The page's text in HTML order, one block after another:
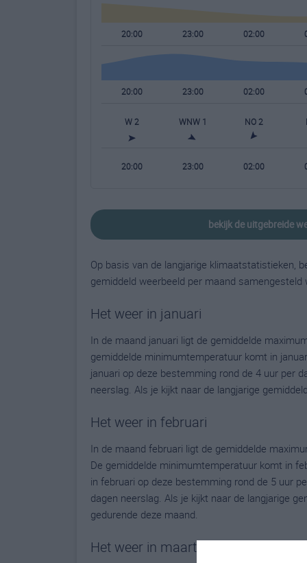
20:00 23:00 02:00
20:00 23:00 02:00
W 2 WNW 1 NO 2
20:00 23:00 02:00
bekijk de uitgebreide
Op basis van de langjarige klimaatstatistieken,
gemiddeld weerbeeld per maand samengesteld
Het weer in januari
In de maand januari ligt de gemiddelde
gemiddelde minimumtemperatuur komt in
januari op deze bestemming rond de 4 uur per
neerslag. Als je kijkt naar de langjarige
Het weer in februari
In de maand februari ligt de gemiddelde
De gemiddelde minimumtemperatuur komt in
in februari op deze bestemming rond de 5 uur
dagen neerslag. Als je kijkt naar de langjarige
gedurende deze maand.
Het weer in maart